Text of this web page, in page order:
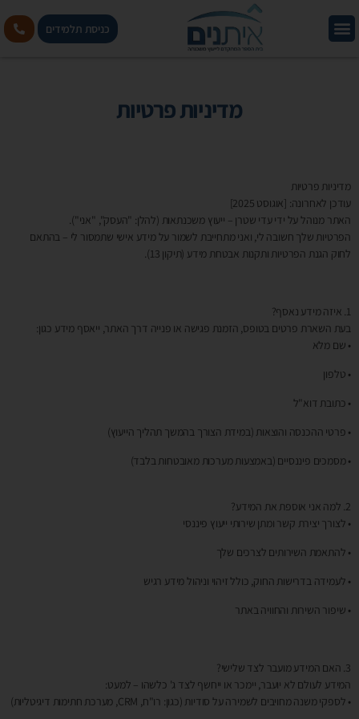
כניסת תלמידים
מדיניות פרטיות
מדיניות פרטיות
עודכן לאחרונה: [אוגוסט 2025]
האתר מנוהל על ידי עדי שטרן – ייעוץ משכנתאות (להלן: "העסק", "אני").
הפרטיות שלך חשובה לי, ואני מתחייבת לשמור על מידע אישי שתמסור לי – בהתאם
לחוק הגנת הפרטיות ותקנות אבטחת מידע (תיקון 13).
1. איזה מידע נאסף?
בעת השארת פרטים בטופס, הזמנת פגישה או פנייה דרך האתר, ייאסף מידע כגון:
• שם מלא
• טלפון
• כתובת דוא"ל
• פרטי ההכנסה והוצאות (במידת הצורך בהמשך תהליך הייעוץ)
• מסמכים פיננסיים (באמצעות מערכות מאובטחות בלבד)
2. למה אני אוספת את המידע?
• לצורך יצירת קשר ומתן שירותי ייעוץ פיננסי
• להתאמת השירותים לצרכים שלך
• לעמידה בדרישות החוק, כולל זיהוי וניהול מידע רגיש
• שיפור השירות והחוויה באתר
3. האם המידע מועבר לצד שלישי?
המידע לעולם לא יועבר, יימכר או ייחשף לצד ג' כלשהו – למעט:
• לספקי משנה מחויבים לשמירה על סודיות (כגון: רו"ח, CRM, מערכת חתימות דיגיטליות)